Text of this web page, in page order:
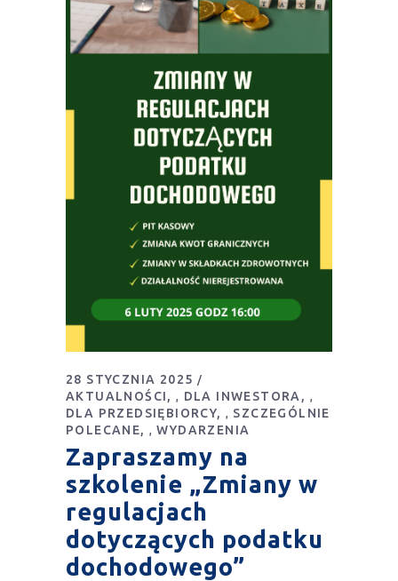
28 STYCZNIA 2025
AKTUALNOŚCI
, DLA INWESTORA ,
DLA PRZEDSIĘBIORCY , SZCZEGÓLNIE
POLECANE
,WYDARZENIA
Zapraszamy na
szkolenie „Zmiany w
regulacjach
dotyczących podatku
dochodowego”